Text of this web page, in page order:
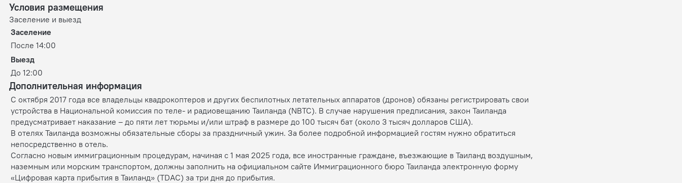
Условия размещения
Заселение и выезд
Заселение
После 14:00
Выезд
До 12:00
Дополнительная информация
С октября 2017 года все владельцы квадрокоптеров и других беспилотных летательных аппаратов (дронов) обязаны регистрировать свои
устройства в Национальной комиссия по теле- и радиовещанию Таиланда (NBTC). В случае нарушения предписания, закон Таиланда
предусматривает наказание – до пяти лет тюрьмы и/или штраф в размере до 100 тысяч бат (около 3 тысяч долларов США).
В отелях Таиланда возможны обязательные сборы за праздничный ужин. За более подробной информацией гостям нужно обратиться
непосредственно в отель.
Согласно новым иммиграционным процедурам, начиная с 1 мая 2025 года, все иностранные граждане, въезжающие в Таиланд воздушным,
наземным или морским транспортом, должны заполнить на официальном сайте Иммиграционного бюро Таиланда электронную форму
«Цифровая карта прибытия в Таиланд» (TDAC) за три дня до прибытия.